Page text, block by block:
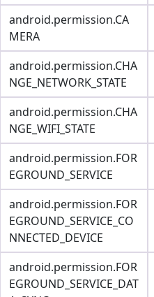
android.permission.CA
MERA
android.permission.CHA
NGE_NETWORK_STATE
android.permission.CHA
NGE_WIFI_STATE
android.permission.FOR
EGROUND_SERVICE
android.permission.FOR
EGROUND_SERVICE_CO
NNECTED_DEVICE
android.permission.FOR
EGROUND_SERVICE_DAT